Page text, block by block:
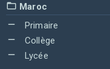
Maroc
Primaire
Collège
Lycée